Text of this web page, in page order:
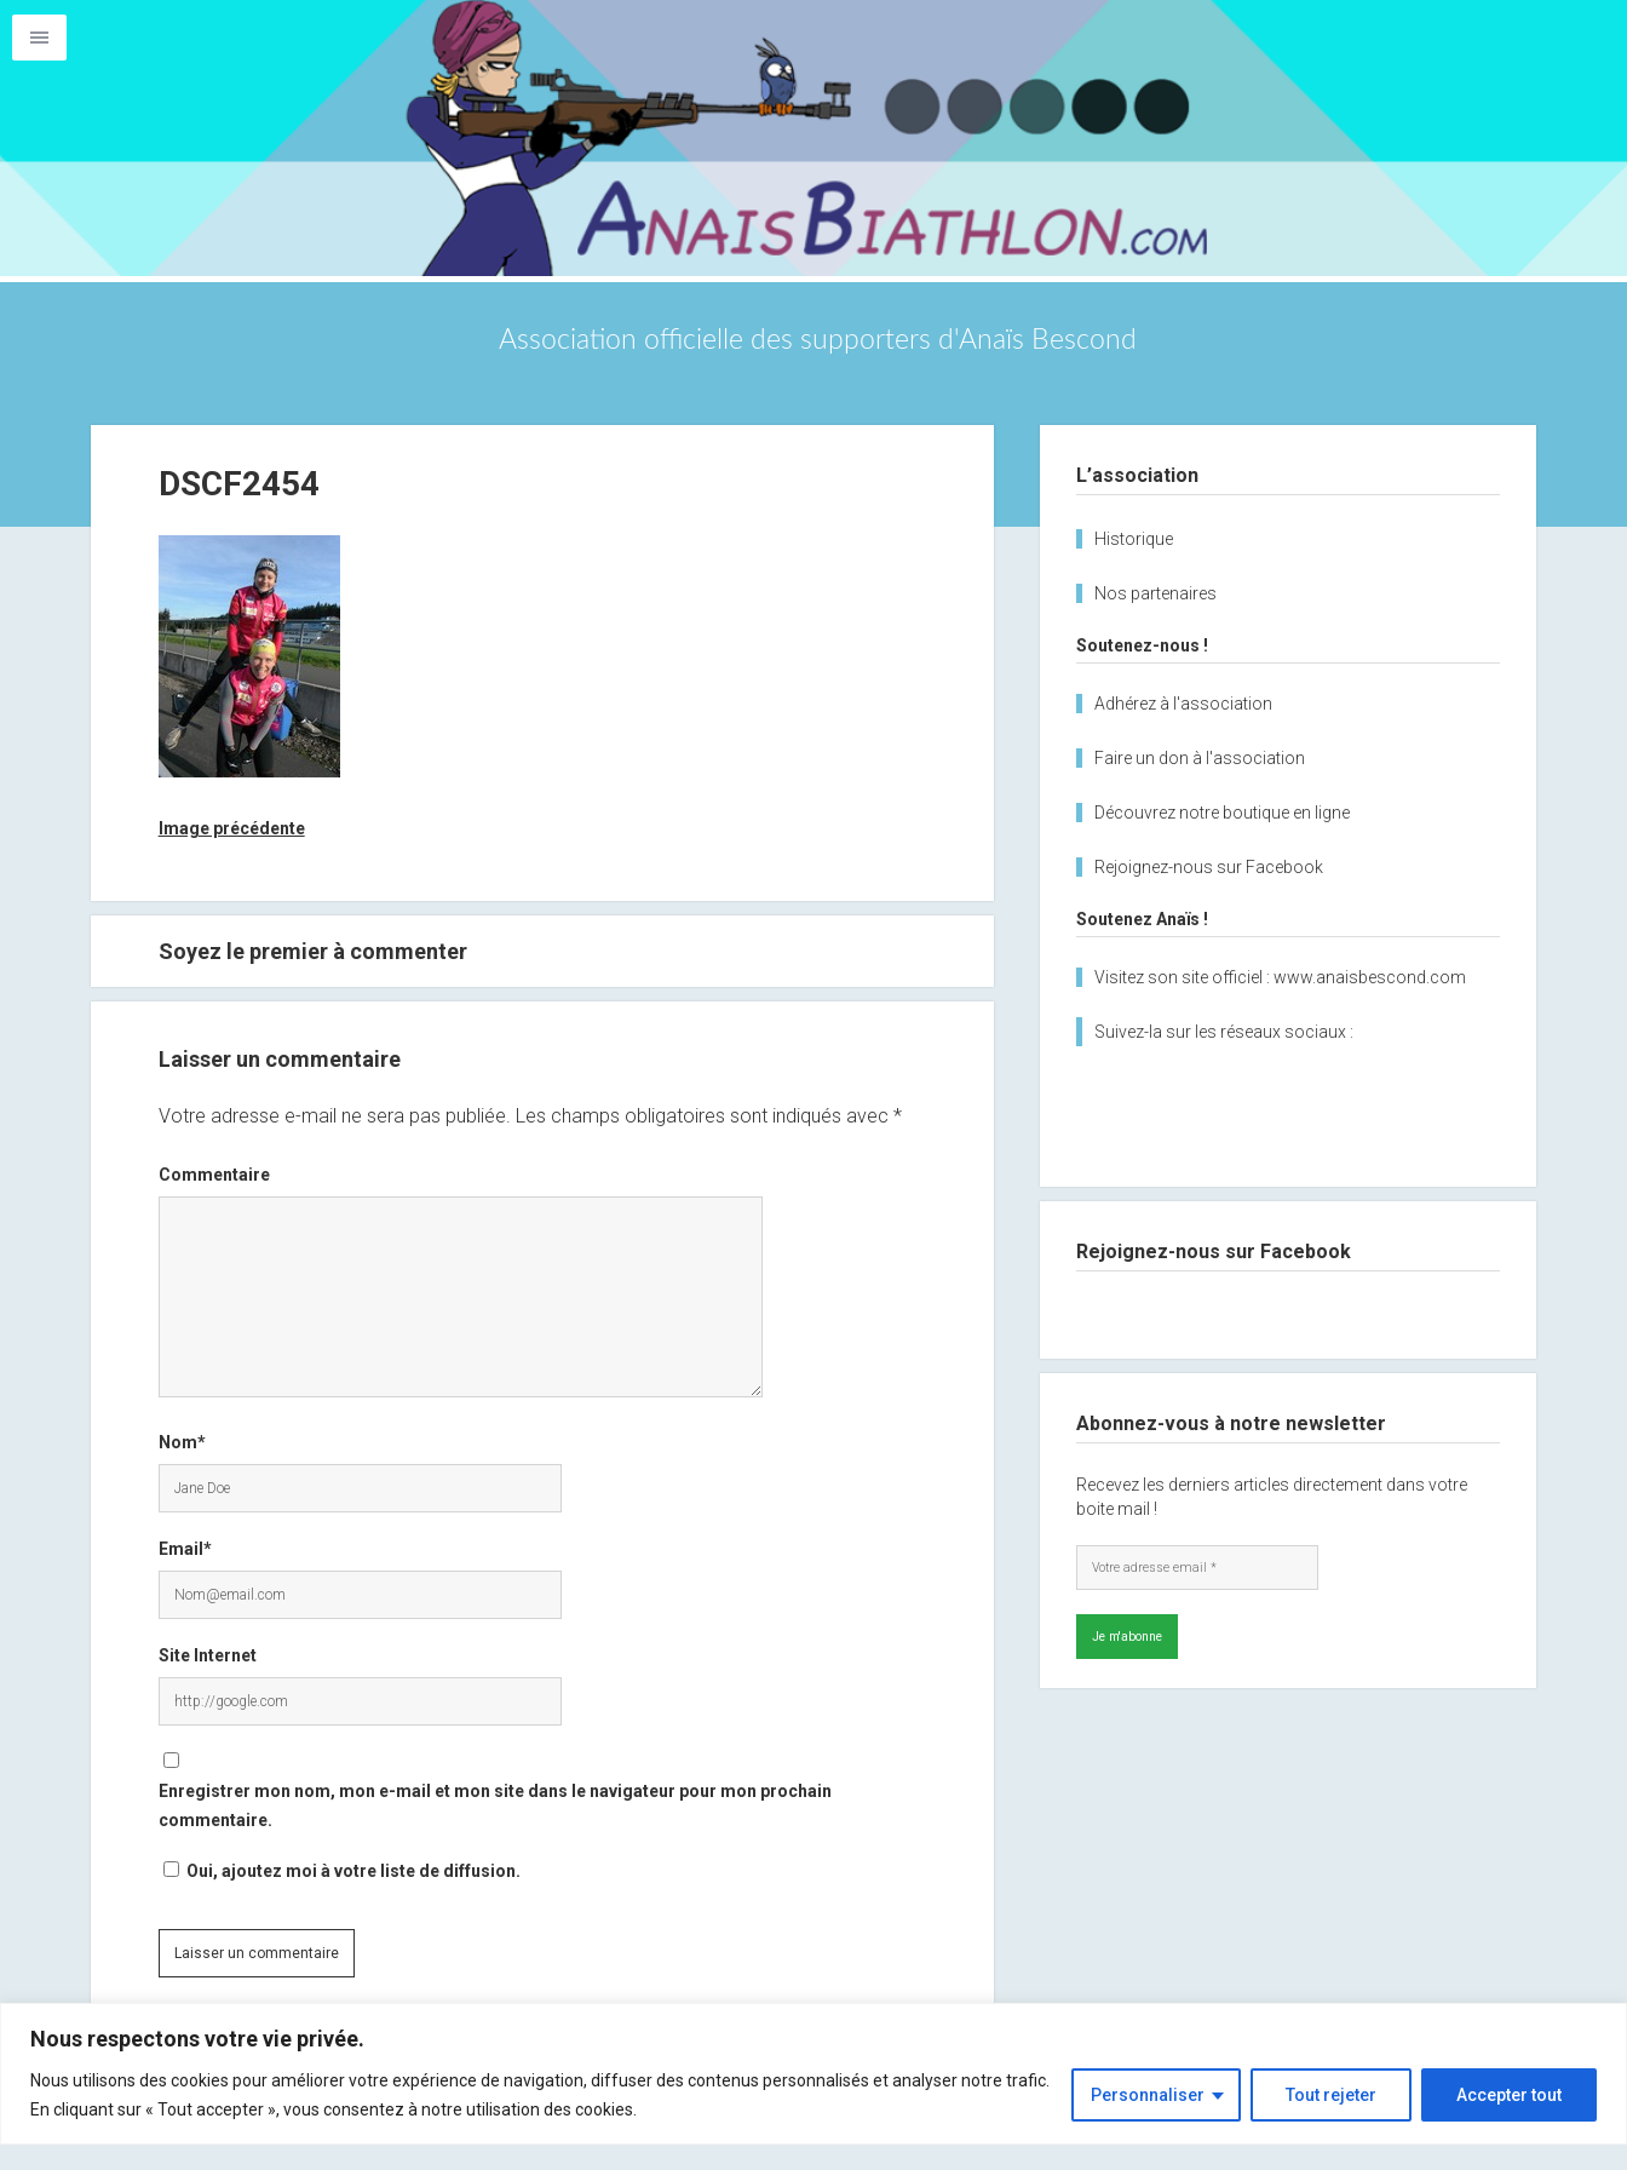
Nous respectons votre vie privée.
Nous utilisons des cookies pour améliorer votre expérience de navigation, diffuser des contenus personnalisés et analyser notre trafic.
En cliquant sur « Tout accepter », vous consentez à notre utilisation des cookies.
Personnaliser Tout rejeter Accepter tout
Association officielle des supporters d'Anaïs Bescond
DSCF2454
Image précédente
Soyez le premier à commenter
Laisser un commentaire
Votre adresse e-mail ne sera pas publiée. Les champs obligatoires sont indiqués avec *
Commentaire
Nom*
Email*
Site Internet
Enregistrer mon nom, mon e-mail et mon site dans le navigateur pour mon prochain
commentaire.
Oui, ajoutez moi à votre liste de diffusion.
Ce site utilise Akismet pour réduire les indésirables.En savoir plus sur la façon dont les données de vos
commentaires sont traitées.
L’association
Historique
Nos partenaires
Soutenez-nous !
Adhérez à l'association
Faire un don à l'association
Découvrez notre boutique en ligne
Rejoignez-nous sur Facebook
Soutenez Anaïs !
Visitez son site officiel : www.anaisbescond.com
Suivez-la sur les réseaux sociaux :
Rejoignez-nous sur Facebook
Abonnez-vous à notre newsletter
Recevez les derniers articles directement dans votre
boite mail !